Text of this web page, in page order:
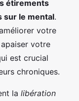
étirements
sur le mental.
votre
votre
est crucial
chroniques.
la libération